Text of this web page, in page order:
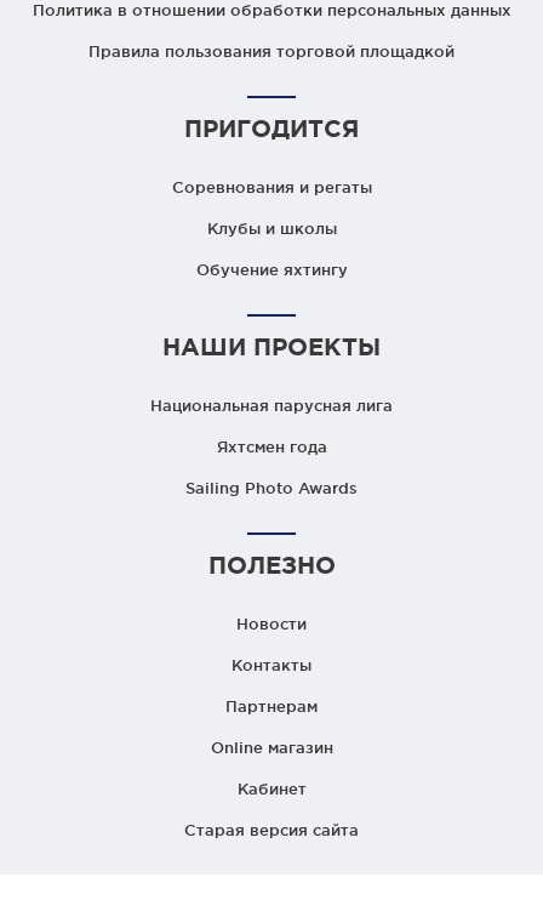
Политика в отношении обработки персональных данных
Правила пользования торговой площадкой
ПРИГОДИТСЯ
Соревнования и регаты
Клубы и школы
Обучение яхтингу
НАШИ ПРОЕКТЫ
Национальная парусная лига
Яхтсмен года
Sailing Photo Awards
ПОЛЕЗНО
Новости
Контакты
Партнерам
Online магазин
Кабинет
Старая версия сайта